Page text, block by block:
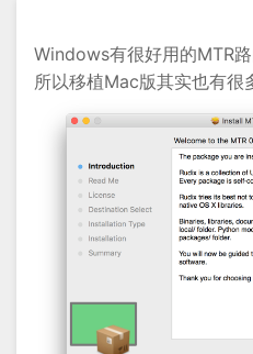
Windows有很好用的MTR
所以移植Mac版其实也有很